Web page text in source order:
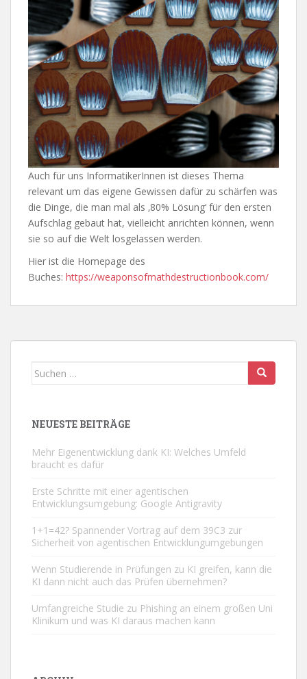
Auch für uns InformatikerInnen ist dieses Thema
relevant um das eigene Gewissen dafür zu schärfen was
die Dinge, die man mal als ‚80% Lösung‘ für den ersten
Aufschlag gebaut hat, vielleicht anrichten können, wenn
sie so auf die Welt losgelassen werden.
Hier ist die Homepage des
Buches: https://weaponsofmathdestructionbook.com/
Suchen
NEUESTE BEITRÄGE
Mehr Eigenentwicklung dank KI: Welches Umfeld
braucht es dafür
Erste Schritte mit einer agentischen
Entwicklungsumgebung: Google Antigravity
1+1=42? Spannender Vortrag auf dem 39C3 zur
Sicherheit von agentischen Entwicklungumgebungen
Wenn Studierende in Prüfungen zu KI greifen, kann die
KI dann nicht auch das Prüfen übernehmen?
Umfangreiche Studie zu Phishing an einem großen Uni
Klinikum und was KI daraus machen kann